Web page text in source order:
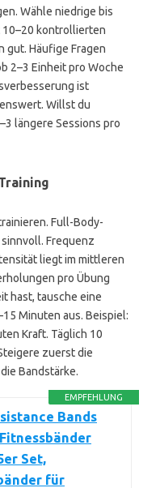
Wähle niedrige bis
10–20 kontrollierten
gut. Häufige Fragen
2–3 Einheit pro Woche
ist
Willst du
längere Sessions pro
Full-Body-
Frequenz
liegt im mittleren
pro Übung
hast, tausche eine
Minuten aus. Beispiel:
Kraft. Täglich 10
zuerst die
Bandstärke.
EMPFEHLUNG
Bands
Set,
für